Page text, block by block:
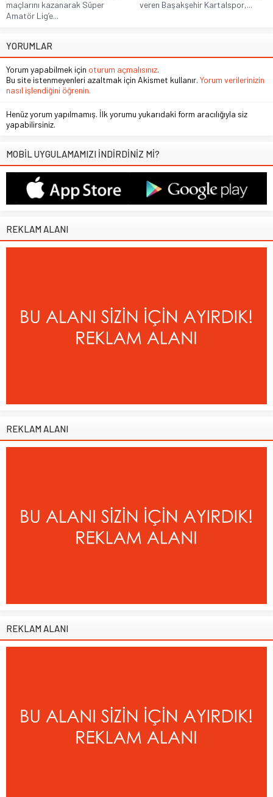
maçlarını kazanarak Süper
Amatör Lig’e...
veren Başakşehir Kartalspor,...
YORUMLAR
Yorum yapabilmek için oturum açmalısınız.
Bu site istenmeyenleri azaltmak için Akismet kullanır. Yorum verilerinizin
nasıl işlendiğini öğrenin.
Henüz yorum yapılmamış. İlk yorumu yukarıdaki form aracılığıyla siz
yapabilirsiniz.
MOBİL UYGULAMAMIZI İNDİRDİNİZ Mİ?
REKLAM ALANI
REKLAM ALANI
REKLAM ALANI